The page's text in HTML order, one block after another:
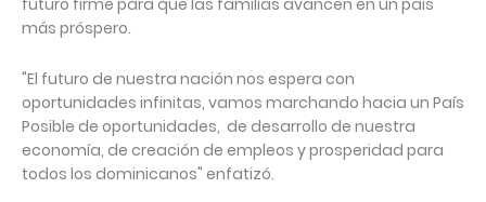
futuro firme para que las familias avancen en un país
más próspero.
"El futuro de nuestra nación nos espera con
oportunidades infinitas, vamos marchando hacia un País
Posible de oportunidades, de desarrollo de nuestra
economía, de creación de empleos y prosperidad para
todos los dominicanos" enfatizó.